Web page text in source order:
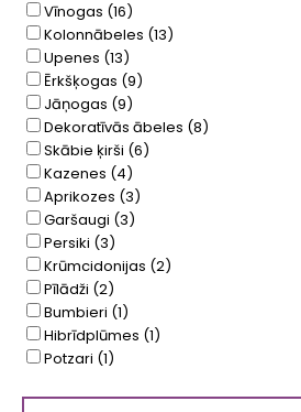
Vīnogas (16)
Kolonnābeles (13)
Upenes (13)
Ērkšķogas (9)
Jāņogas (9)
Dekoratīvās ābeles (8)
Skābie ķirši (6)
Kazenes (4)
Aprikozes (3)
Garšaugi (3)
Persiki (3)
Krūmcidonijas (2)
Pīlādži (2)
Bumbieri (1)
Hibrīdplūmes (1)
Potzari (1)